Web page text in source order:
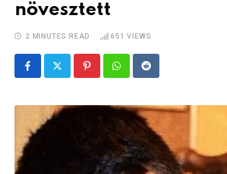
növesztett
2 MINUTES READ 651 VIEWS
PinterestWhatsappReddit